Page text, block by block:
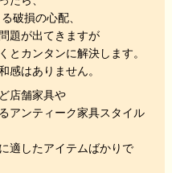
破損の心配、
題が出てきますが
と カンタンに解決します。
感はありません。
店舗家具や
アンティーク家具スタイル
適したアイテムばかりで